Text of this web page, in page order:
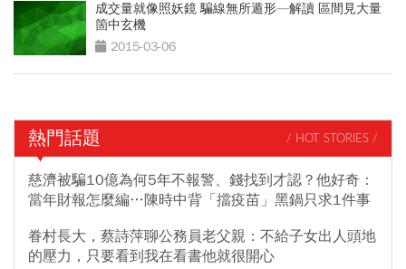
成交量就像照妖鏡 騙線無所遁形—解讀 區間見大量
箇中玄機
2015-03-06
熱門話題 / HOT STORIES /
慈濟被騙10億為何5年不報警、錢找到才認？他好奇：
當年財報怎麼編…陳時中背「擋疫苗」黑鍋只求1件事
眷村長大，蔡詩萍聊公務員老父親：不給子女出人頭地
的壓力，只要看到我在看書他就很開心